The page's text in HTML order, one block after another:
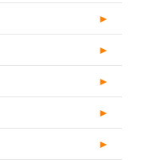
►
►
►
►
►